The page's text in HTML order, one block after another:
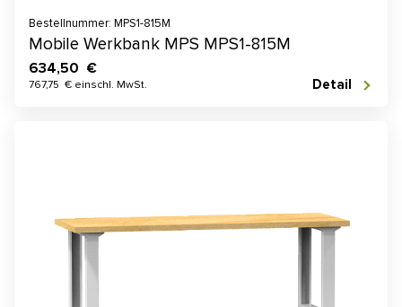
Bestellnummer: MPS1-815M
Mobile Werkbank MPS MPS1-815M
634,50 €
767,75 € einschl. MwSt. Detail